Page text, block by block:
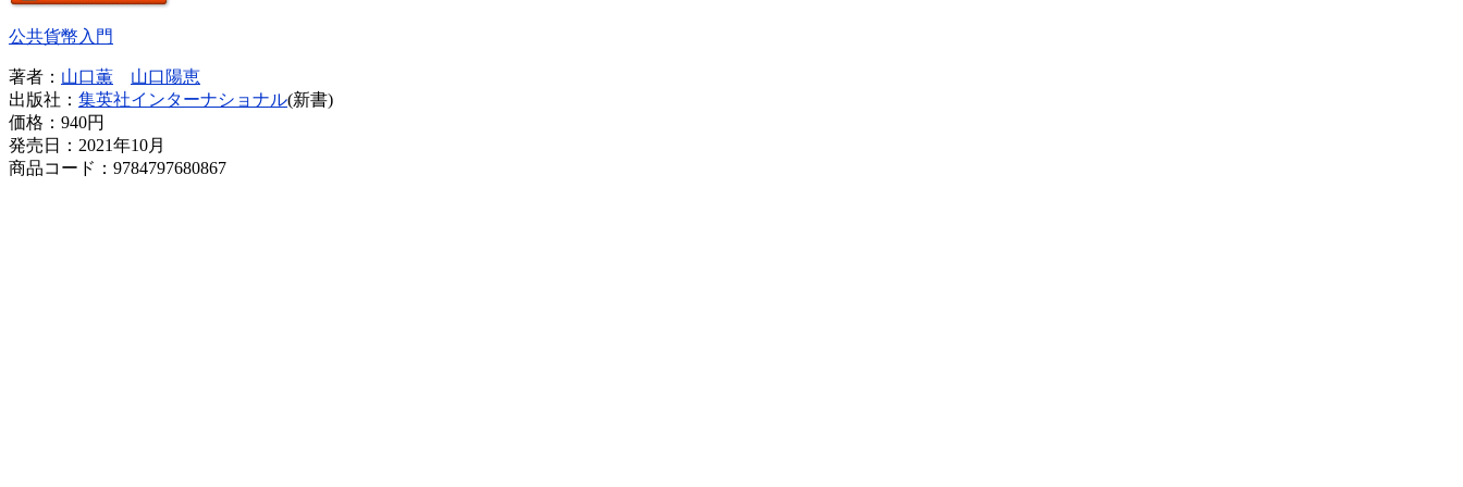
公共貨幣入門
著者： 山口薫
山口陽恵
出版社： 集英社インターナショナル(新書)
価格： 940円
発売日：2021年10月
商品コード：9784797680867